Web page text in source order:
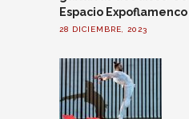
Espacio Expoflamenco
28 DICIEMBRE, 2023